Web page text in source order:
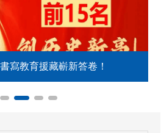
寫教育援藏嶄新答卷！